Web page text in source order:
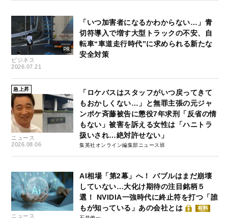
ビジネス
2026.07.21
「いつ加害者になるかわからない…」青
切符導入で増す大型トラックの不安、自
転車“車道走行時代”に求められる新たな
安全対策
急上昇
ニュース
2026.08.06
「ロケバスはスタッフがいつ戻ってきて
もおかしくない…」と無罪主張の元ジャ
ンポケ斉藤被告に懲役7年求刑「反省の情
もない」被害を訴える女性は「ハニトラ
扱いされ…絶対許せない」
集英社オンライン編集部ニュース班
ニュース
AI相場「第2幕」へ！ バブルはまだ崩壊
していない…大化け期待の注目銘柄５
選！ NVIDIA一強時代に終止符を打つ「誰
もが知っている」あの会社とは
有料